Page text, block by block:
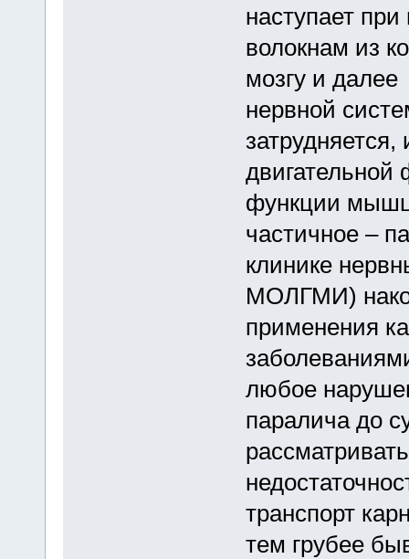
наступает
волокнам из
мозгу и
нервной
функции
частичное –
клинике
МОЛГМИ)
применения
любое
паралича до
транспорт
тем грубее